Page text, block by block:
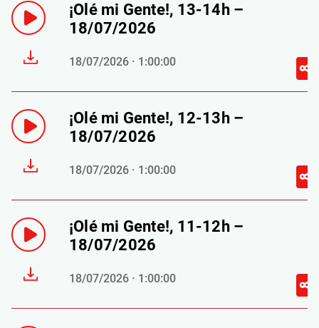
¡Olé mi Gente!, 13-14h –
18/07/2026
18/07/2026 · 1:00:00
¡Olé mi Gente!, 12-13h –
18/07/2026
18/07/2026 · 1:00:00
¡Olé mi Gente!, 11-12h –
18/07/2026
18/07/2026 · 1:00:00